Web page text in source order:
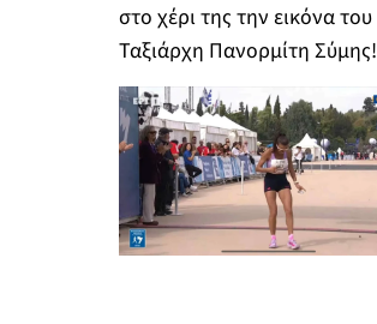
στο χέρι της την εικόνα του
Ταξιάρχη Πανορμίτη Σύμης!